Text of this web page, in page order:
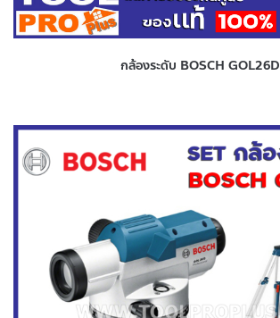
กล้องระดับ BOSCH GOL26D